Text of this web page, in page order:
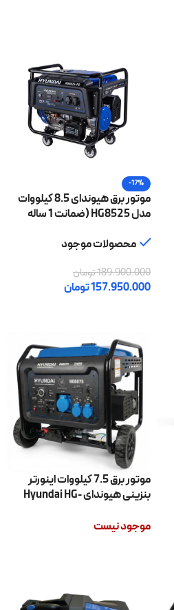
-17%
موتور برق هیوندای 8.5 کیلووات
مدل HG8525 (ضمانت 1 ساله
محصولات موجود
189.900.000تومان
157.950.000تومان
موتور برق 7.5 کیلووات اینورتر
بنزینی هیوندای Hyundai HG-
موجود نیست